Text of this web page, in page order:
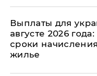
Выплаты для
августе 2026
сроки
жилье